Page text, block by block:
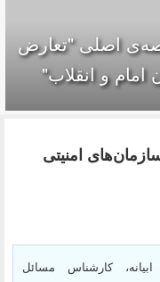
اصلی "تعارض
امام و انقلاب"
امنیتی
کارشناس مسائل